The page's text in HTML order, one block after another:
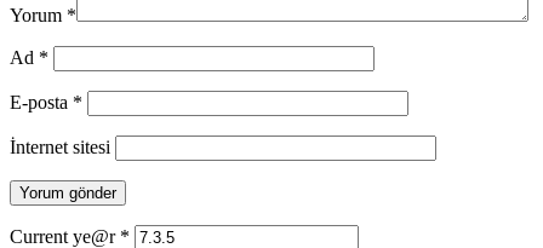
Yorum *
Ad *
E-posta *
İnternet sitesi
Current ye@r *